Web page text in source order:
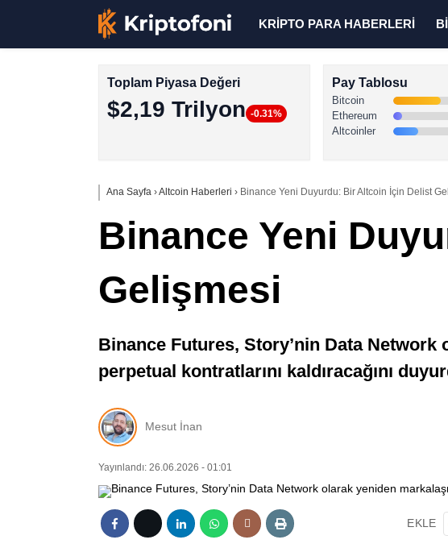
KRİPTO PARA HABERLERİ
Toplam Piyasa Değeri
$2,19 Trilyon -0.31%
Pay Tablosu
Bitcoin
Ethereum
Altcoinler
Ana Sayfa ›Altcoin Haberleri › Binance Yeni Duyurdu: Bir Altcoin İçin Delist
Binance Yeni
Gelişmesi
Binance Futures, Story’nin Data Network
perpetual kontratlarını kaldıracağını
Mesut İnan
Yayınlandı: 26.06.2026 - 01:01
EKLE